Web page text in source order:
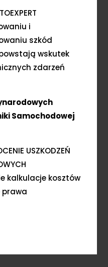
i
szkód
wskutek
zdarzeń
Samochodowej
USZKODZEŃ
kalkulacje kosztów